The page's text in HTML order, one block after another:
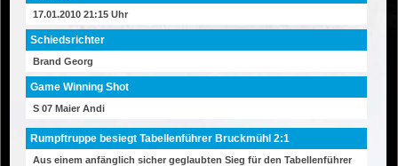
17.01.2010 21:15 Uhr
Schiedsrichter
Brand Georg
Game Winning Shot
S 07 Maier Andi
Rumpftruppe besiegt Tabellenführer Bruckmühl 2:1
Aus einem anfänglich sicher geglaubten Sieg für den Tabellenführer